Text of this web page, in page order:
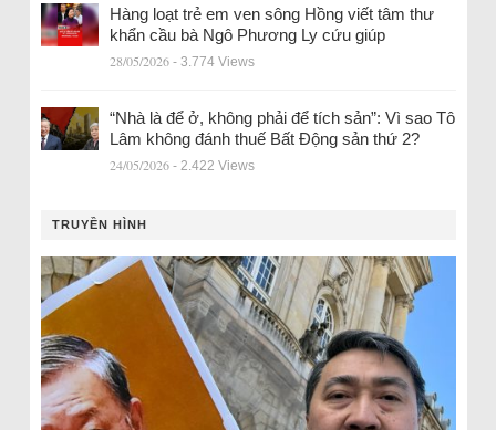
Hàng loạt trẻ em ven sông Hồng viết tâm thư
khẩn cầu bà Ngô Phương Ly cứu giúp
28/05/2026 - 3.774 Views
“Nhà là để ở, không phải để tích sản”: Vì sao Tô
Lâm không đánh thuế Bất Động sản thứ 2?
24/05/2026 - 2.422 Views
TRUYỀN HÌNH